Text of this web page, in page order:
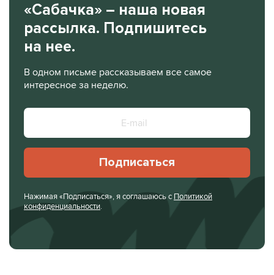
«Сабачка» – наша новая
рассылка. Подпишитесь
на нее.
В одном письме рассказываем все самое
интересное за неделю.
Подписаться
Нажимая «Подписаться», я соглашаюсь с Политикой
конфиденциальности.